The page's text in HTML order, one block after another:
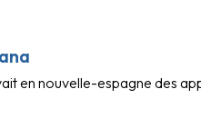
en nouvelle-espagne des